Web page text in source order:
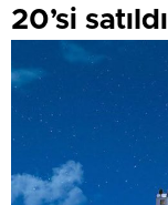
20’si satıldı